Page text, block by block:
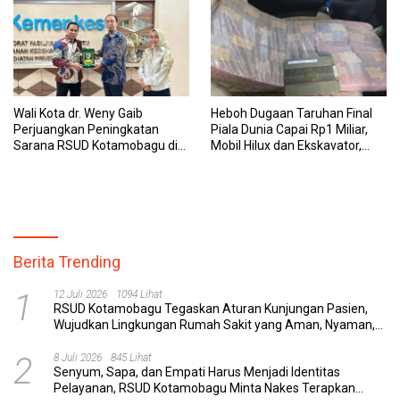
Wali Kota dr. Weny Gaib
Perjuangkan Peningkatan
Sarana RSUD Kotamobagu di
Heboh Dugaan Taruhan Final
Piala Dunia Capai Rp1 Miliar,
Mobil Hilux dan Ekskavator,
Berita Trending
1 12 Juli 2026 1094 Lihat
RSUD Kotamobagu Tegaskan Aturan Kunjungan Pasien,
Wujudkan Lingkungan Rumah Sakit yang Aman, Nyaman,
2 8 Juli 2026 845 Lihat
Senyum, Sapa, dan Empati Harus Menjadi Identitas
Pelayanan, RSUD Kotamobagu Minta Nakes Terapkan